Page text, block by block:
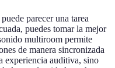
parecer una tarea
puedes tomar la mejor
multiroom permite
de manera sincronizada
experiencia auditiva, sino